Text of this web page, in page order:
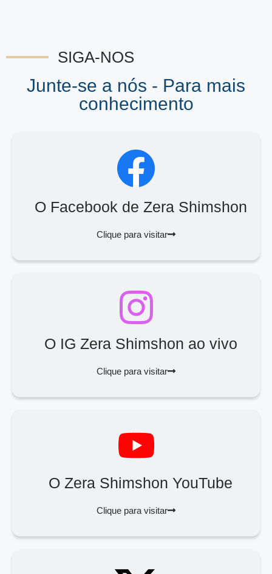
SIGA-NOS
Junte-se a nós - Para mais
conhecimento
O Facebook de Zera Shimshon
Clique para visitar
O IG Zera Shimshon ao vivo
Clique para visitar
O Zera Shimshon YouTube
Clique para visitar